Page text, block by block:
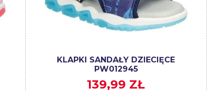
KLAPKI SANDAŁY DZIECIĘCE
PW012945
139,99 ZŁ